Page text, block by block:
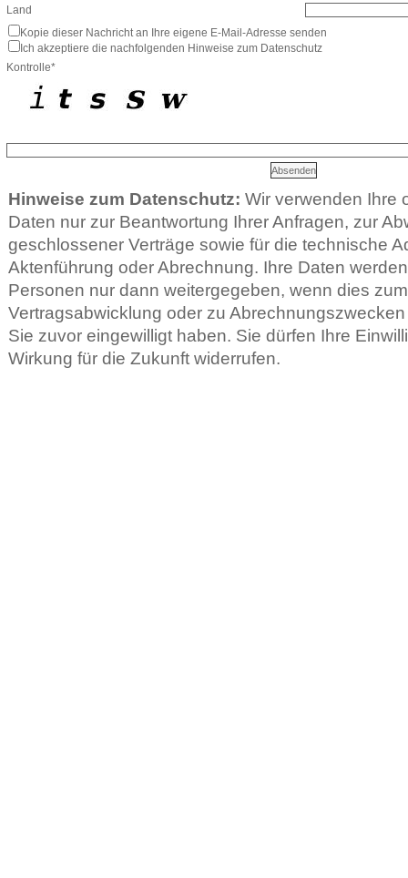
Land
Kopie dieser Nachricht an Ihre eigene E-Mail-Adresse senden
Ich akzeptiere die nachfolgenden Hinweise zum Datenschutz
Kontrolle*
Hinweise zum Datenschutz: Wir verwenden Ihre
Daten nur zur Beantwortung Ihrer Anfragen, zur
geschlossener Verträge sowie für die technische
Aktenführung oder Abrechnung. Ihre Daten
Personen nur dann weitergegeben, wenn dies
Vertragsabwicklung oder zu
Sie zuvor eingewilligt haben. Sie dürfen Ihre
Wirkung für die Zukunft widerrufen.